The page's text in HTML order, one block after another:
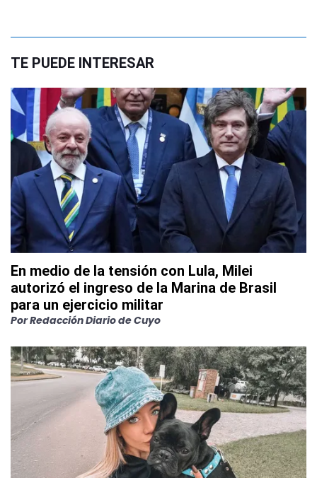
TE PUEDE INTERESAR
En medio de la tensión con Lula, Milei
autorizó el ingreso de la Marina de Brasil
para un ejercicio militar
PorRedacción Diario de Cuyo